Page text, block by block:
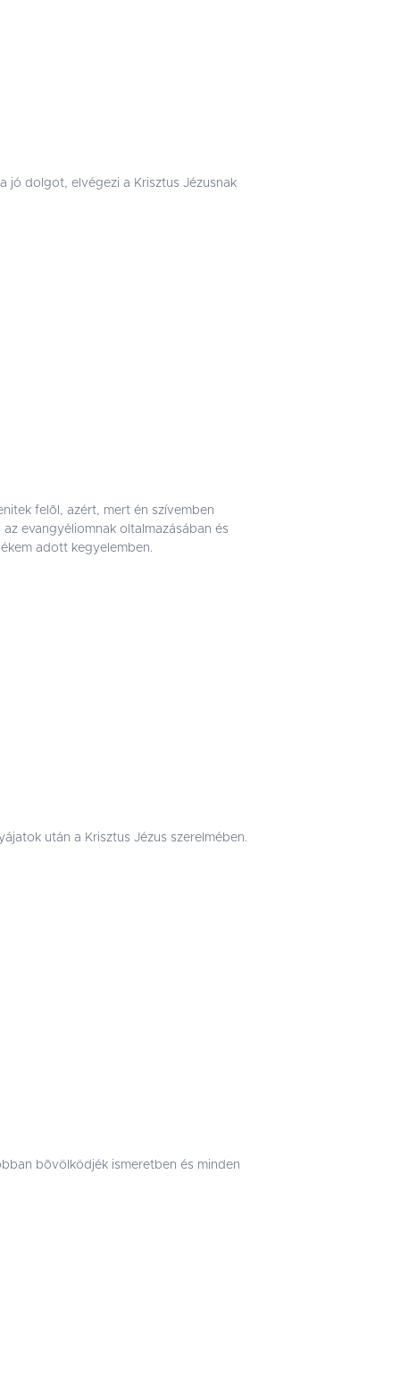
jó dolgot, elvégezi a Krisztus Jézusnak
felõl, azért, mert én szívemben
evangyéliomnak oltalmazásában és
adott kegyelemben.
után a Krisztus Jézus szerelmében.
bõvölködjék ismeretben és minden